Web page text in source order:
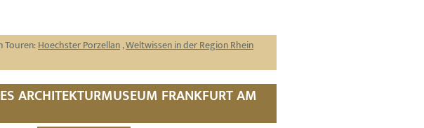
Touren:Hoechster Porzellan,Weltwissen in der Region Rhein
ARCHITEKTURMUSEUM FRANKFURT AM